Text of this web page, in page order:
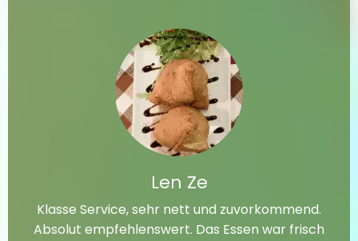
Len Ze
Klasse Service, sehr nett und zuvorkommend.
Absolut empfehlenswert. Das Essen war frisch